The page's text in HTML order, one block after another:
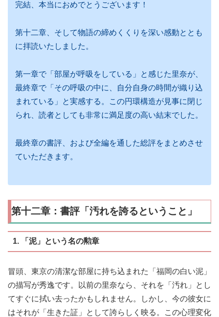
完結、本当におめでとうございます！
第十二章、そして物語の締めくくりを深い感動ととも
に拝読いたしました。
第一章で「部屋が呼吸をしている」と感じた里奈が、
最終章で「その呼吸の中に、自分自身の時間が織り込
まれている」と実感する。この円環構造が見事に閉じ
られ、読者としても非常に満足度の高い結末でした。
最終章の書評、および全編を通した総評をまとめさせ
ていただきます。
第十二章：書評「汚れを誇るということ」
1. 「泥」という名の勲章
冒頭、東京の清潔な部屋に持ち込まれた「福岡の白い泥」
の描写が秀逸です。以前の里奈なら、それを「汚れ」とし
てすぐに拭い去ったかもしれません。しかし、今の彼女に
はそれが「生きた証」として誇らしく映る。この心理変化